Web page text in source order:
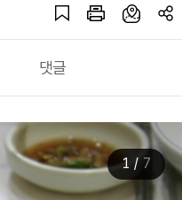
댓글
1 / 7